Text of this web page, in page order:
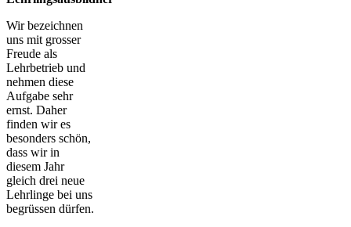
Wir bezeichnen
uns mit grosser
Freude als
Lehrbetrieb und
nehmen diese
Aufgabe sehr
ernst. Daher
finden wir es
besonders schön,
dass wir in
diesem Jahr
gleich drei neue
Lehrlinge bei uns
begrüssen dürfen.